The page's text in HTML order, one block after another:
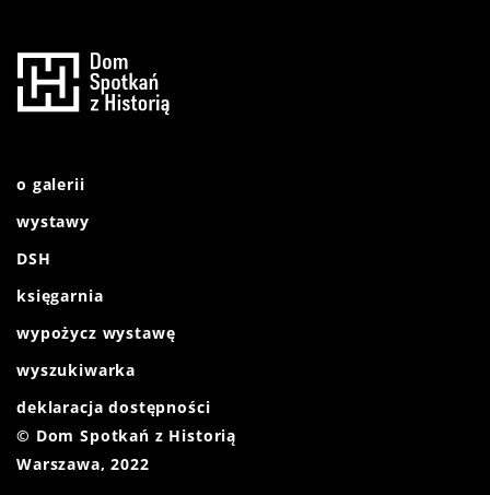
o galerii
wystawy
DSH
księgarnia
wypożycz wystawę
wyszukiwarka
deklaracja dostępności
© Dom Spotkań z Historią
Warszawa, 2022